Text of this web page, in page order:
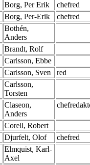
Borg, Per Erik chefred
Borg, Per-Erik chefred
Bothén,
Anders
Brandt, Rolf
Carlsson, Ebbe
Carlsson, Sven red
Carlsson,
Torsten
Claseon,
Anders
Corell, Robert
Djurfelt, Olof chefred
Elmquist, Karl-
Axel